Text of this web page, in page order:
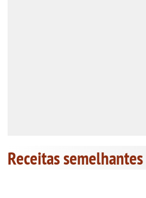
Receitas semelhantes